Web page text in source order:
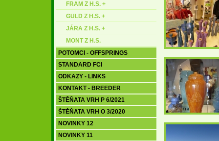
FRAM Z H.S. +
GULD Z H.S. +
JÁRA Z H.S. +
MONT Z H.S.
POTOMCI - OFFSPRINGS
STANDARD FCI
ODKAZY - LINKS
KONTAKT - BREEDER
ŠTĚŇATA VRH P 6/2021
ŠTĚŇATA VRH O 3/2020
NOVINKY 12
NOVINKY 11